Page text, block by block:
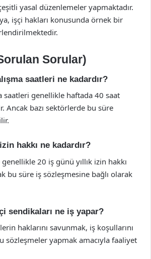
yasal düzenlemeler yapmaktadır.
işçi hakları konusunda örnek bir
Sorular)
saatleri ne kadardır?
saatleri genellikle haftada 40 saat
Ancak bazı sektörlerde bu süre
hakkı ne kadardır?
20 iş günü yıllık izin hakkı
bu süre iş sözleşmesine bağlı olarak
sendikaları ne iş yapar?
haklarını savunmak, iş koşullarını
sözleşmeler yapmak amacıyla faaliyet